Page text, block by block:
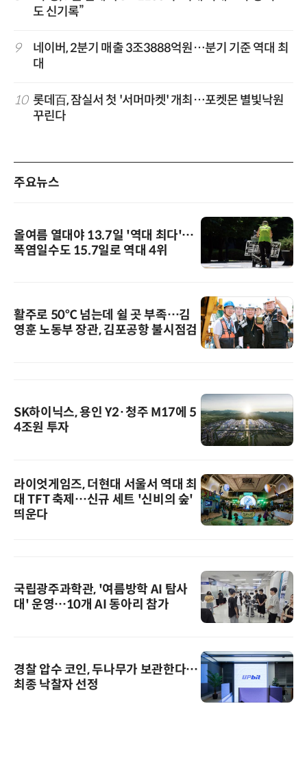
도 신기록”
9
네이버, 2분기 매출 3조3888억원…분기 기준 역대 최
대
10 롯데百, 잠실서 첫 '서머마켓' 개최…포켓몬 별빛낙원
꾸린다
주요뉴스
올여름 열대야 13.7일 '역대 최다'…
폭염일수도 15.7일로 역대 4위
활주로 50℃ 넘는데 쉴 곳 부족…김
영훈 노동부 장관, 김포공항 불시점검
SK하이닉스, 용인 Y2·청주 M17에 5
4조원 투자
라이엇게임즈, 더현대 서울서 역대 최
대 TFT 축제…신규 세트 '신비의 숲'
띄운다
국립광주과학관, '여름방학 AI 탐사
대' 운영…10개 AI 동아리 참가
경찰 압수 코인, 두나무가 보관한다…
최종 낙찰자 선정